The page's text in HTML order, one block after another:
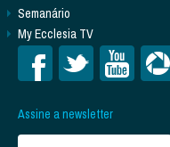
Semanário
My Ecclesia TV
Assine a newsletter